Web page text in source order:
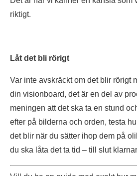
riktigt.
Låt det bli rörigt
Var inte avskräckt om det blir rörigt
din visionboard, det är en del av
meningen att det ska ta en stund
efter på bilderna och orden, testa
det blir när du sätter ihop dem på
du ska låta det ta tid – till slut